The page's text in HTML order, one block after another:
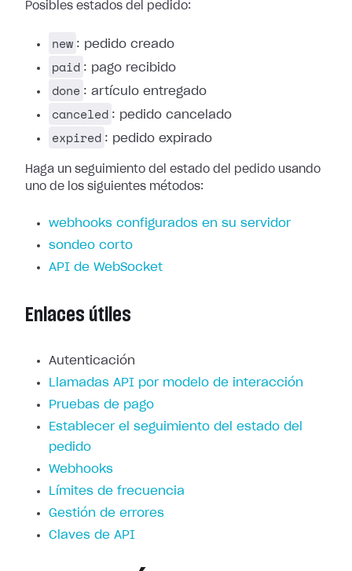
Posibles estados del pedido:
new : pedido creado
paid : pago recibido
done : artículo entregado
canceled : pedido cancelado
expired : pedido expirado
Haga un seguimiento del estado del pedido usando
uno de los siguientes métodos:
webhooks configurados en su servidor
sondeo corto
API de WebSocket
Enlaces útiles
Autenticación
Llamadas API por modelo de interacción
Pruebas de pago
Establecer el seguimiento del estado del
pedido
Webhooks
Límites de frecuencia
Gestión de errores
Claves de API